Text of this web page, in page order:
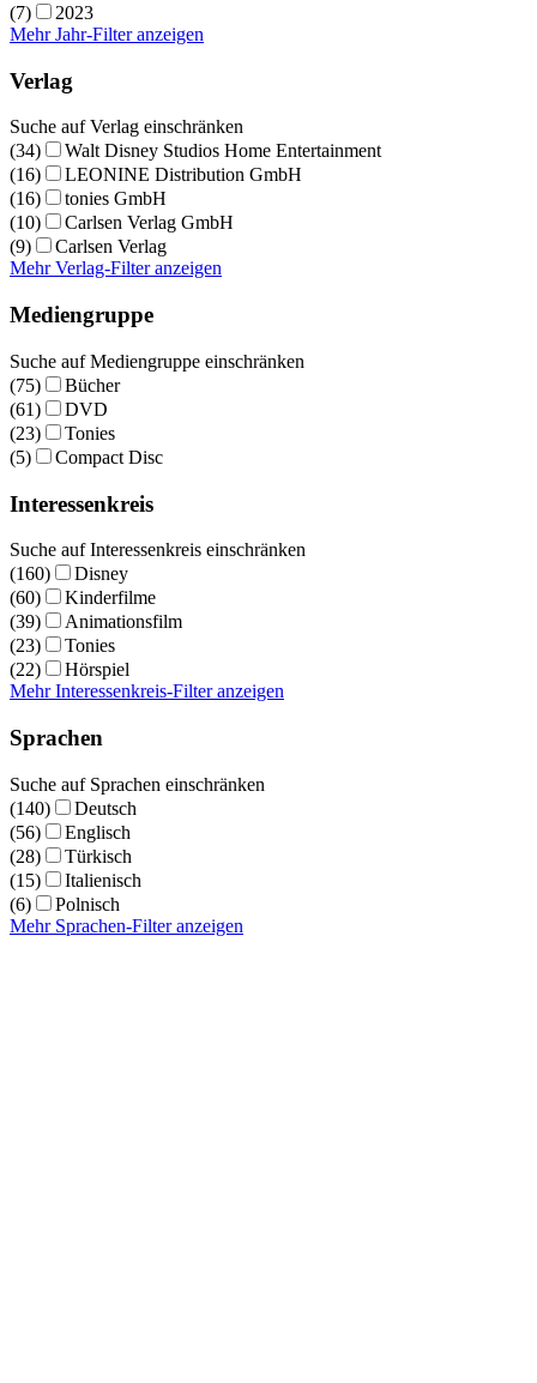
(7)
2023
Mehr Jahr-Filter anzeigen
Verlag
Suche auf Verlag einschränken
(34)
Walt Disney Studios Home Entertainment
(16)
LEONINE Distribution GmbH
(16)
tonies GmbH
(10)
Carlsen Verlag GmbH
(9)
Carlsen Verlag
Mehr Verlag-Filter anzeigen
Mediengruppe
Suche auf Mediengruppe einschränken
(75)
Bücher
(61)
DVD
(23)
Tonies
(5)
Compact Disc
Interessenkreis
Suche auf Interessenkreis einschränken
(160)
Disney
(60)
Kinderfilme
(39)
Animationsfilm
(23)
Tonies
(22)
Hörspiel
Mehr Interessenkreis-Filter anzeigen
Sprachen
Suche auf Sprachen einschränken
(140)
Deutsch
(56)
Englisch
(28)
Türkisch
(15)
Italienisch
(6)
Polnisch
Mehr Sprachen-Filter anzeigen